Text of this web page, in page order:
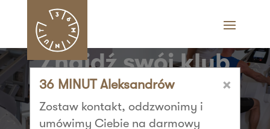
Znajdź swój klub
36 MINUT i zacznij
trenować​
×
36 MINUT Aleksandrów
Zostaw kontakt, oddzwonimy i
umówimy Ciebie na darmowy